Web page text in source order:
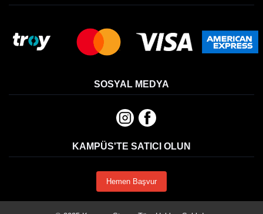
SOSYAL MEDYA
KAMPÜS'TE SATICI OLUN
Hemen Başvur